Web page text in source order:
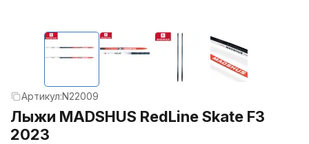
Артикул:N22009
Лыжи MADSHUS RedLine Skate F3
2023